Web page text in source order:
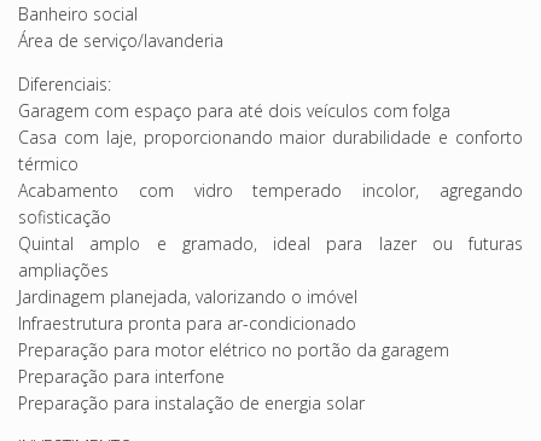
Banheiro social
Área de serviço/lavanderia
Diferenciais:
Garagem com espaço para até dois veículos com folga
Casa com laje, proporcionando maior durabilidade e conforto
térmico
Acabamento com vidro temperado incolor, agregando
sofisticação
Quintal amplo e gramado, ideal para lazer ou futuras
ampliações
Jardinagem planejada, valorizando o imóvel
Infraestrutura pronta para ar-condicionado
Preparação para motor elétrico no portão da garagem
Preparação para interfone
Preparação para instalação de energia solar